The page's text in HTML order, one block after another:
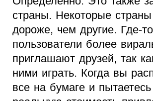
страны. Некоторые страны
дороже, чем другие. Где-то
пользователи более
приглашают друзей, так
ними играть. Когда вы
все на бумаге и